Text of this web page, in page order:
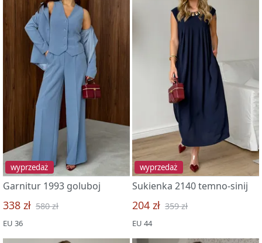
wyprzedaż
Garnitur 1993 goluboj
338 zł 580 zł
EU 36
wyprzedaż
Sukienka 2140 temno-sinij
204 zł 359 zł
EU 44